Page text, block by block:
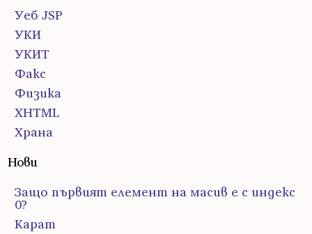
Уеб JSP
УКИ
УКИТ
Факс
Физика
ХHTML
Храна
Нови
Защо първият елемент на масив е с индекс
0?
Карат